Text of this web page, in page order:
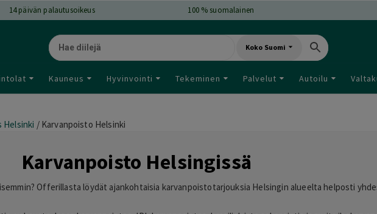
14päivän palautusoikeus 100 % suomalainen
Koko Suomi
Kauneus Hyvinvointi Tekeminen Palvelut Autoilu
Helsinki /Karvanpoisto Helsinki
Karvanpoisto Helsingissä
Offerillasta löydät ajankohtaisia karvanpoistotarjouksia Helsingin alueelta helposti